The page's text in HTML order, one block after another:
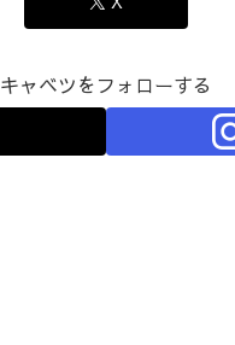
キャベツをフォローする